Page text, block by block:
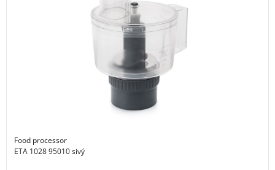
Food processor
ETA 1028 95010 sivý